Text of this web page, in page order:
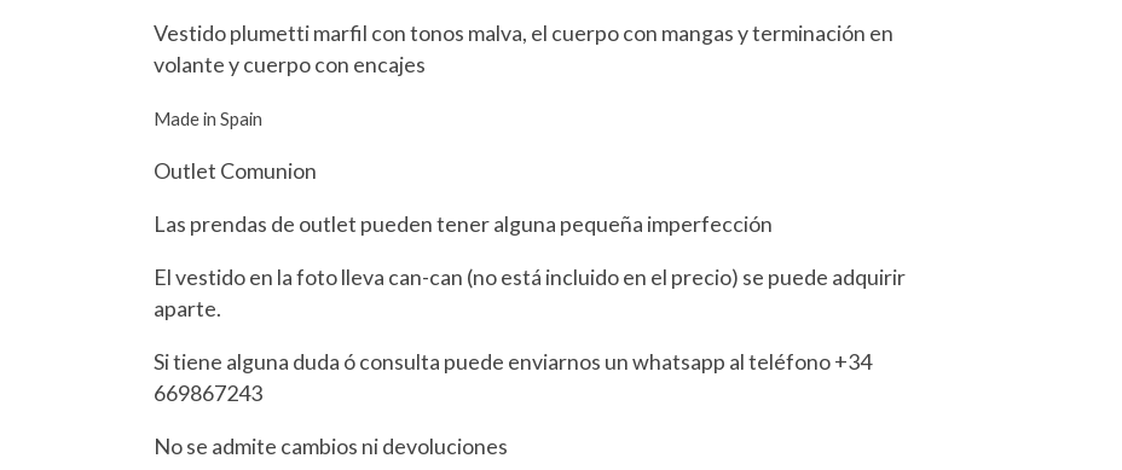
Vestido plumetti marfil con tonos malva, el cuerpo con mangas y terminación en
volante y cuerpo con encajes
Made in Spain
Outlet Comunion
Las prendas de outlet pueden tener alguna pequeña imperfección
El vestido en la foto lleva can-can (no está incluido en el precio) se puede adquirir
aparte.
Si tiene alguna duda ó consulta puede enviarnos un whatsapp al teléfono +34
669867243
No se admite cambios ni devoluciones